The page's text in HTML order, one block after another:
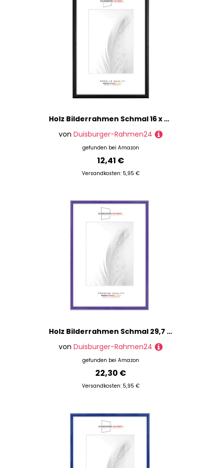
Holz Bilderrahmen Schmal 16 x 22 cm in Schwarz matt | inkl. bruchsicherer Anti-Reflex Kunstglasscheibe | Rahmen für Poster | Puzzle | Foto collage DR073
von Duisburger-Rahmen24
gefunden bei Amazon
12,41 €
Versandkosten: 5,95 €
Holz Bilderrahmen Schmal 29,7 x 42 cm DIN A3 in Lila Hochglanz | inkl. bruchsicherer Anti-Reflex Kunstglasscheibe | Rahmen für Poster | Puzzle | Foto collage DR125
von Duisburger-Rahmen24
gefunden bei Amazon
22,30 €
Versandkosten: 5,95 €